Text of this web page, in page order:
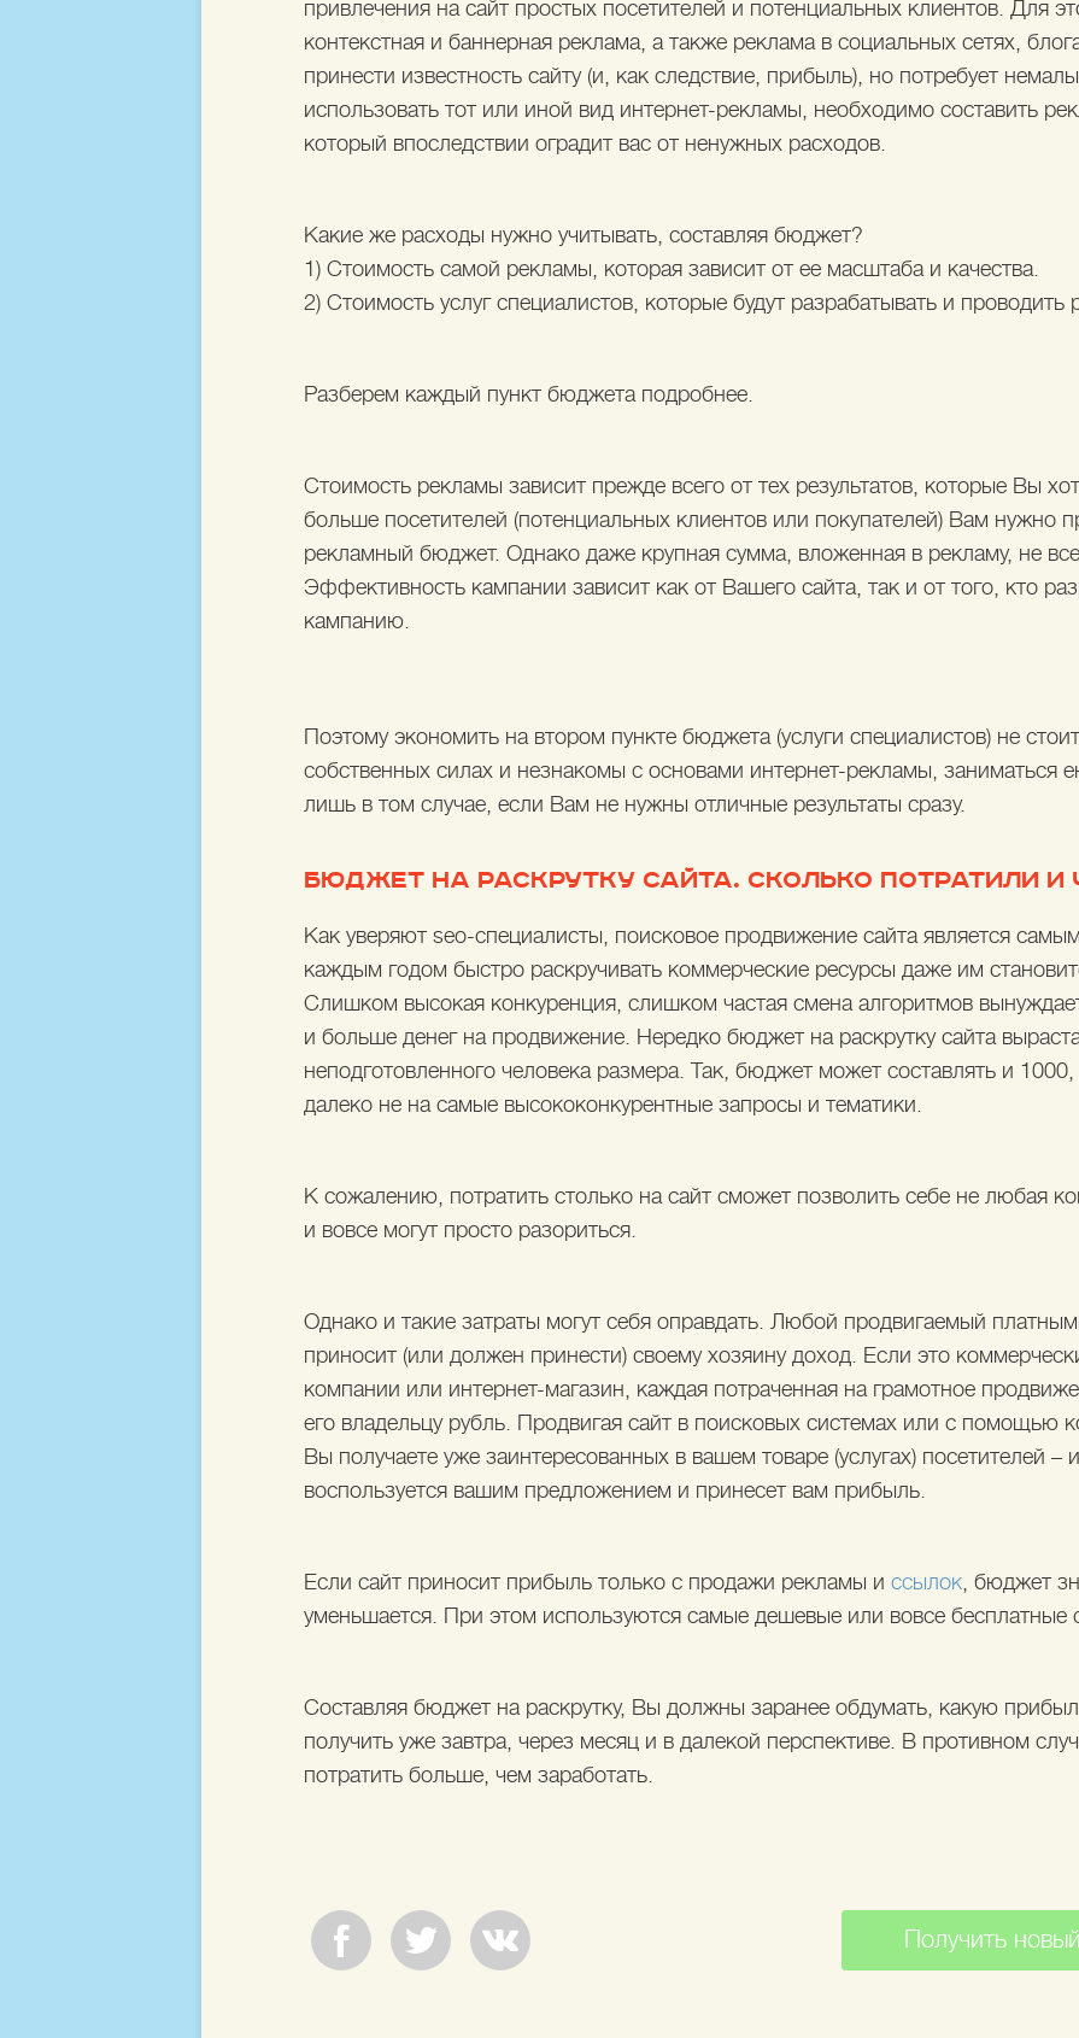
привлечения на сайт простых посетителей и потенциальных клиентов. Для
контекстная и баннерная реклама, а также реклама в социальных сетях,
принести известность сайту (и, как следствие, прибыль), но потребует
использовать тот или иной вид интернет-рекламы, необходимо составить
который впоследствии оградит вас от ненужных расходов.
Какие же расходы нужно учитывать, составляя бюджет?
1) Стоимость самой рекламы, которая зависит от ее масштаба и качества.
2) Стоимость услуг специалистов, которые будут разрабатывать и
Разберем каждый пункт бюджета подробнее.
Стоимость рекламы зависит прежде всего от тех результатов, которые Вы
больше посетителей (потенциальных клиентов или покупателей) Вам нужно
рекламный бюджет. Однако даже крупная сумма, вложенная в рекламу, не
Эффективность кампании зависит как от Вашего сайта, так и от того, кто
кампанию.
Поэтому экономить на втором пункте бюджета (услуги специалистов) не
собственных силах и незнакомы с основами интернет-рекламы, заниматься
лишь в том случае, если Вам не нужны отличные результаты сразу.
БЮДЖЕТ НА РАСКРУТКУ САЙТА. СКОЛЬКО ПОТРАТИЛИ И
Как уверяют seo-специалисты, поисковое продвижение сайта является
каждым годом быстро раскручивать коммерческие ресурсы даже им
Слишком высокая конкуренция, слишком частая смена алгоритмов
и больше денег на продвижение. Нередко бюджет на раскрутку сайта
неподготовленного человека размера. Так, бюджет может составлять и
далеко не на самые высококонкурентные запросы и тематики.
К сожалению, потратить столько на сайт сможет позволить себе не любая
и вовсе могут просто разориться.
Однако и такие затраты могут себя оправдать. Любой продвигаемый
приносит (или должен принести) своему хозяину доход. Если это
компании или интернет-магазин, каждая потраченная на грамотное
его владельцу рубль. Продвигая сайт в поисковых системах или с помощью
Вы получаете уже заинтересованных в вашем товаре (услугах) посетителей –
воспользуется вашим предложением и принесет вам прибыль.
Если сайт приносит прибыль только с продажи рекламы и ссылок, бюджет
уменьшается. При этом используются самые дешевые или вовсе бесплатные
Составляя бюджет на раскрутку, Вы должны заранее обдумать, какую
получить уже завтра, через месяц и в далекой перспективе. В противном
потратить больше, чем заработать.
Получить